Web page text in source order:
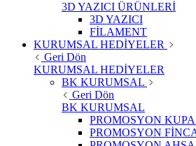
3D YAZICI ÜRÜNLERİ
3D YAZICI
FİLAMENT
KURUMSAL HEDİYELER
Geri Dön
KURUMSAL HEDİYELER
BK KURUMSAL
Geri Dön
BK KURUMSAL
PROMOSYON
PROMOSYON